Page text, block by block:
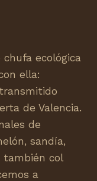
ecológica
ella:
de Valencia.
de
sandía,
también col
a